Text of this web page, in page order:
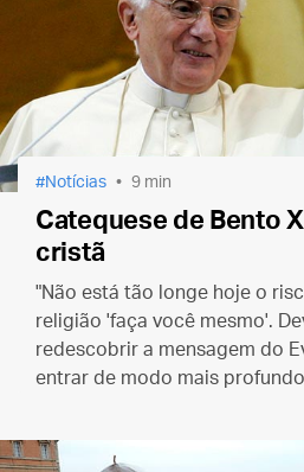
Notícias 9 min
Catequese de Bento
cristã
"Não está tão longe hoje o
religião 'faça você mesmo'.
redescobrir a mensagem do
entrar de modo mais